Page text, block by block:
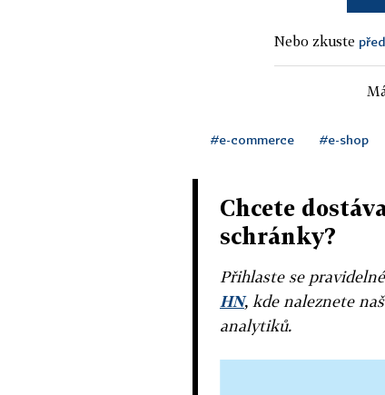
Nebo zkuste
#e-commerce #e-shop
Chcete
schránky?
Přihlaste se
HN, kde naleznete
analytiků.